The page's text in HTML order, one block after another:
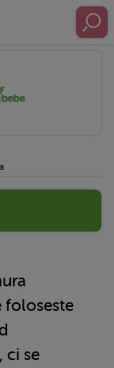
foloseste
ci se